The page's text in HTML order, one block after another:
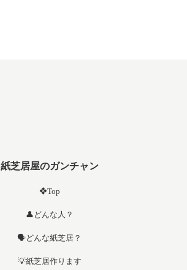
紙芝居屋のガンチャン
❖Top
👤どんな人？
🗣️どんな紙芝居？
💡紙芝居作ります